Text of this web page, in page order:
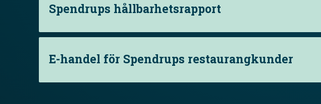
Spendrups hållbarhetsrapport
E-handel för Spendrups restaurangkunder